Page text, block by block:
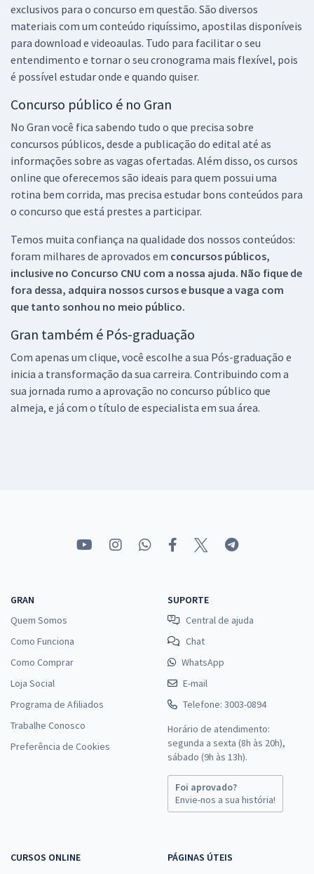
exclusivos para o concurso em questão. São diversos
materiais com um conteúdo riquíssimo, apostilas disponíveis
para download e videoaulas. Tudo para facilitar o seu
entendimento e tornar o seu cronograma mais flexível, pois
é possível estudar onde e quando quiser.
Concurso público é no Gran
No Gran você fica sabendo tudo o que precisa sobre
concursos públicos, desde a publicação do edital até as
informações sobre as vagas ofertadas. Além disso, os cursos
online que oferecemos são ideais para quem possui uma
rotina bem corrida, mas precisa estudar bons conteúdos para
o concurso que está prestes a participar.
Temos muita confiança na qualidade dos nossos conteúdos:
foram milhares de aprovados em concursos públicos,
inclusive no Concurso CNU com a nossa ajuda. Não fique de
fora dessa, adquira nossos cursos e busque a vaga com
que tanto sonhou no meio público.
Gran também é Pós-graduação
Com apenas um clique, você escolhe a sua Pós-graduação e
inicia a transformação da sua carreira. Contribuindo com a
sua jornada rumo a aprovação no concurso público que
almeja, e já com o título de especialista em sua área.
GRAN
Quem Somos
Como Funciona
Como Comprar
Loja Social
Programa de Afiliados
Trabalhe Conosco
Preferência de Cookies
SUPORTE
Central de ajuda
Chat
WhatsApp
E-mail
Telefone: 3003-0894
Horário de atendimento:
segunda a sexta (8h às 20h),
sábado (9h às 13h).
Foi aprovado?
Envie-nos a sua história!
CURSOS ONLINE
PÁGINAS ÚTEIS